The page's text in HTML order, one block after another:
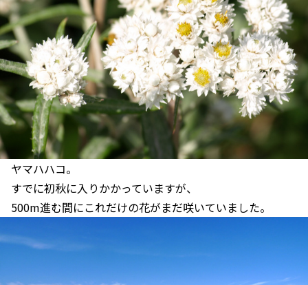
ヤマハハコ。
すでに初秋に入りかかっていますが、
500m進む間にこれだけの花がまだ咲いていました。